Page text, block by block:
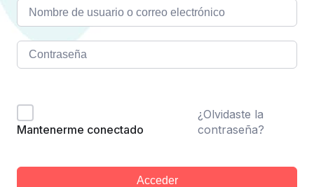
Mantenerme conectado
¿Olvidaste la
contraseña?
Acceder